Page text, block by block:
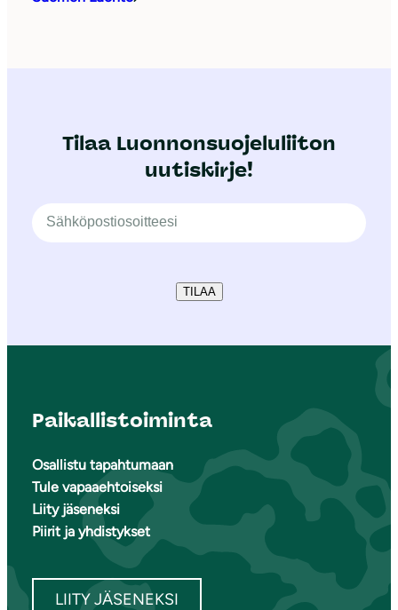
Tilaa Luonnonsuojeluliiton
uutiskirje!
TILAA
Paikallistoiminta
Osallistu tapahtumaan
Tule vapaaehtoiseksi
Liity jäseneksi
Piirit ja yhdistykset
LIITY JÄSENEKSI